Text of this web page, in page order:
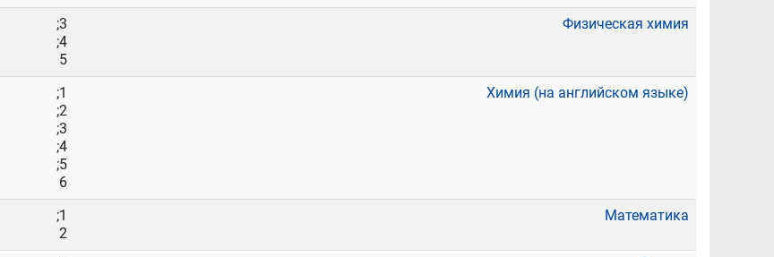
Физическая химия
3;
4;
5
Химия (на английском языке)
1;
2;
3;
4;
5;
6
Математика
1;
2